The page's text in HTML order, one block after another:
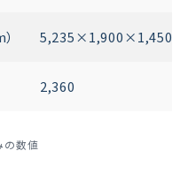
5,235×1,900×1,450
2,360
の数値